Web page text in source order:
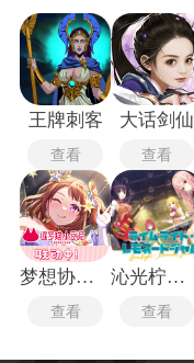
王牌刺客
查看
大话剑仙
查看
梦想协奏曲
查看
沁光柠檬即兴曲
查看